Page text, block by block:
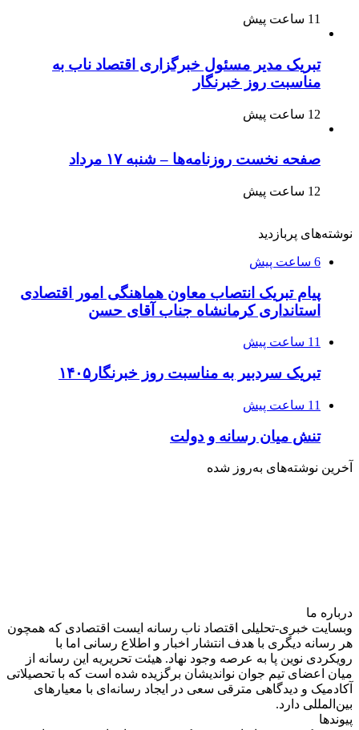
11 ساعت پیش
تبریک مدیر مسئول خبرگزاری اقتصاد ناب به
مناسبت روز خبرنگار
12 ساعت پیش
صفحه نخست روزنامه‌ها – شنبه ۱۷ مرداد
12 ساعت پیش
نوشته‌های پربازدید
6 ساعت پیش
پیام تبریک انتصاب معاون هماهنگی امور اقتصادی
استانداری کرمانشاه جناب آقای حسن
11 ساعت پیش
تبریک سردبیر به مناسبت روز خبرنگار۱۴۰۵
11 ساعت پیش
تنش میان رسانه و دولت
آخرین نوشته‌های‌ به‌روز شده
درباره‌ ما
وبسایت خبری-تحلیلی اقتصاد ناب رسانه‌ ایست اقتصادی که همچون
هر رسانه دیگری با هدف انتشار اخبار و اطلاع رسانی اما با
رویکردی نوین پا به عرصه وجود نهاد. هیئت تحریریه این رسانه از
میان اعضای تیم جوان نواندیشان برگزیده شده است که با تحصیلاتی
آکادمیک و دیدگاهی‌ مترقی سعی در ایجاد رسانه‌ای با معیار‌های
بین‌المللی دارد.
پیوندها